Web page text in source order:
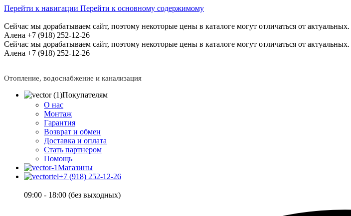
Перейти к навигации Перейти к основному содержимому
Сейчас мы дорабатываем сайт, поэтому некоторые цены в каталоге могут отличаться от актуальных.
Алена +7 (918) 252-12-26
Сейчас мы дорабатываем сайт, поэтому некоторые цены в каталоге могут отличаться от актуальных.
Алена +7 (918) 252-12-26
Отопление, водоснабжение и канализация
Покупателям
О нас
Монтаж
Гарантия
Возврат и обмен
Доставка и оплата
Стать партнером
Помощь
Магазины
+7 (918) 252-12-26
09:00 - 18:00 (без выходных)